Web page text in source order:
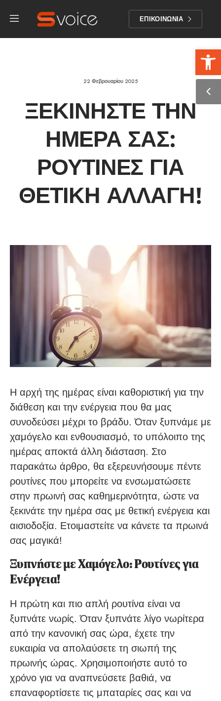
ΕΠΙΚΟΙΝΩΝΙΑ
22 Φεβρουαρίου 2025
ΞΕΚΙΝΉΣΤΕ ΤΗΝ
ΗΜΈΡΑ ΣΑΣ:
ΡΟΥΤΊΝΕΣ ΓΙΑ
ΘΕΤΙΚΉ ΑΛΛΑΓΉ!
Η αρχή της ημέρας είναι καθοριστική για την
διάθεση και την ενέργεια που θα μας
συνοδεύσει μέχρι το βράδυ. Όταν ξυπνάμε με
χαμόγελο και ενθουσιασμό, το υπόλοιπο της
ημέρας αποκτά άλλη διάσταση. Στο
παρακάτω άρθρο, θα εξερευνήσουμε πέντε
ρουτίνες που μπορείτε να ενσωματώσετε
στην πρωινή σας καθημερινότητα, ώστε να
ξεκινάτε την ημέρα σας με θετική ενέργεια και
αισιοδοξία. Ετοιμαστείτε να κάνετε τα πρωινά
σας μαγικά!
Ξυπνήστε με Χαμόγελο: Ρουτίνες για
Ενέργεια!
Η πρώτη και πιο απλή ρουτίνα είναι να
ξυπνάτε νωρίς. Όταν ξυπνάτε λίγο νωρίτερα
από την κανονική σας ώρα, έχετε την
ευκαιρία να απολαύσετε τη σιωπή της
πρωινής ώρας. Χρησιμοποιήστε αυτό το
χρόνο για να αναπνεύσετε βαθιά, να
επαναφορτίσετε τις μπαταρίες σας και να